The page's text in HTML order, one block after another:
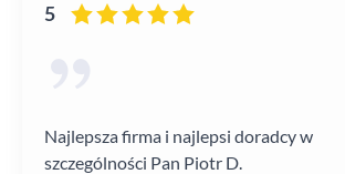
5
Najlepsza firma i najlepsi doradcy w
szczególności Pan Piotr D.